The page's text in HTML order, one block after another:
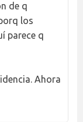
de q
los
parece q
Ahora